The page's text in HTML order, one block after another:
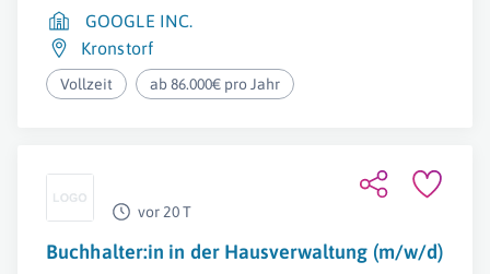
GOOGLE INC.
Kronstorf
Vollzeit ab 86.000€ pro Jahr
vor 20 T
Buchhalter:in in der Hausverwaltung (m/w/d)